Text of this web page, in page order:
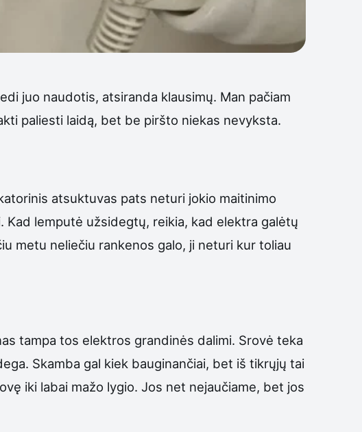
juo naudotis, atsiranda klausimų. Man pačiam
paliesti laidą, bet be piršto niekas nevyksta.
atsuktuvas pats neturi jokio maitinimo
lemputė užsidegtų, reikia, kad elektra galėtų
metu neliečiu rankenos galo, ji neturi kur toliau
tampa tos elektros grandinės dalimi. Srovė teka
Skamba gal kiek bauginančiai, bet iš tikrųjų tai
iki labai mažo lygio. Jos net nejaučiame, bet jos